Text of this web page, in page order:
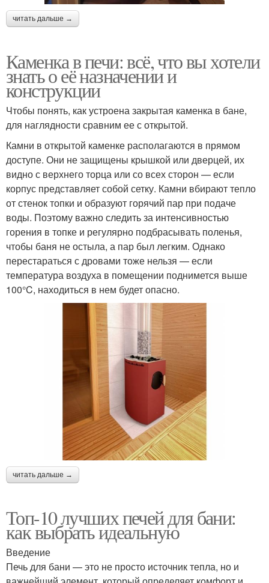
читать дальше →
Каменка в печи: всё, что вы хотели
знать о её назначении и
конструкции
Чтобы понять, как устроена закрытая каменка в бане,
для наглядности сравним ее с открытой.
Камни в открытой каменке располагаются в прямом
доступе. Они не защищены крышкой или дверцей, их
видно с верхнего торца или со всех сторон — если
корпус представляет собой сетку. Камни вбирают тепло
от стенок топки и образуют горячий пар при подаче
воды. Поэтому важно следить за интенсивностью
горения в топке и регулярно подбрасывать поленья,
чтобы баня не остыла, а пар был легким. Однако
перестараться с дровами тоже нельзя — если
температура воздуха в помещении поднимется выше
100°C, находиться в нем будет опасно.
читать дальше →
Топ-10 лучших печей для бани:
как выбрать идеальную
Введение
Печь для бани — это не просто источник тепла, но и